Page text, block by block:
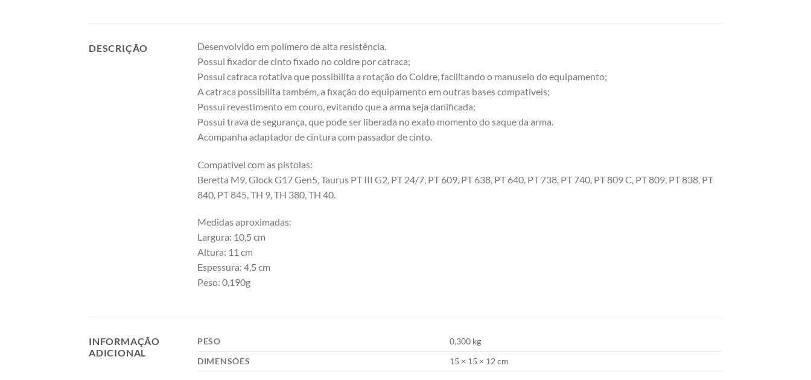
DESCRIÇÃO
Desenvolvido em polímero de alta resistência.
Possui fixador de cinto fixado no coldre por catraca;
Possui catraca rotativa que possibilita a rotação do Coldre, facilitando o manuseio do equipamento;
A catraca possibilita também, a fixação do equipamento em outras bases compatíveis;
Possui revestimento em couro, evitando que a arma seja danificada;
Possui trava de segurança, que pode ser liberada no exato momento do saque da arma.
Acompanha adaptador de cintura com passador de cinto.
Compatível com as pistolas:
Beretta M9, Glock G17 Gen5, Taurus PT III G2, PT 24/7, PT 609, PT 638, PT 640, PT 738, PT 740, PT 809 C, PT 809, PT 838, PT
840, PT 845, TH 9, TH 380, TH 40.
Medidas aproximadas:
Largura: 10,5 cm
Altura: 11 cm
Espessura: 4,5 cm
Peso: 0,190g
INFORMAÇÃO
ADICIONAL
PESO
0,300 kg
DIMENSÕES
15 × 15 × 12 cm